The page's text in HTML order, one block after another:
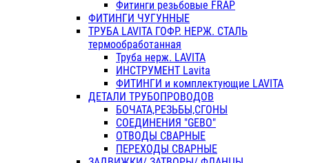
Фитинги резьбовые FRAP
ФИТИНГИ ЧУГУННЫЕ
ТРУБА LAVITA ГОФР. НЕРЖ. СТАЛЬ
термообработанная
Труба нерж. LAVITA
ИНСТРУМЕНТ Lavita
ФИТИНГИ и комплектующие LAVITA
ДЕТАЛИ ТРУБОПРОВОДОВ
БОЧАТА,РЕЗЬБЫ,СГОНЫ
СОЕДИНЕНИЯ "GEBO"
ОТВОДЫ СВАРНЫЕ
ПЕРЕХОДЫ СВАРНЫЕ